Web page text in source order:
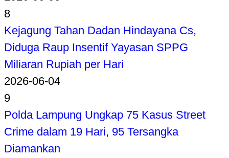
8
Kejagung Tahan Dadan Hindayana Cs,
Diduga Raup Insentif Yayasan SPPG
Miliaran Rupiah per Hari
2026-06-04
9
Polda Lampung Ungkap 75 Kasus Street
Crime dalam 19 Hari, 95 Tersangka
Diamankan